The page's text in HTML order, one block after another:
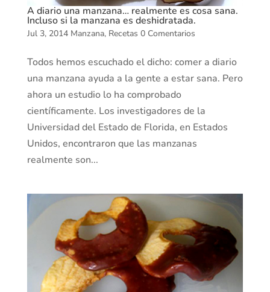
A diario una manzana… realmente es cosa sana.
Incluso si la manzana es deshidratada.
Jul 3, 2014 Manzana, Recetas 0 Comentarios
Todos hemos escuchado el dicho: comer a diario
una manzana ayuda a la gente a estar sana. Pero
ahora un estudio lo ha comprobado
científicamente. Los investigadores de la
Universidad del Estado de Florida, en Estados
Unidos, encontraron que las manzanas
realmente son...